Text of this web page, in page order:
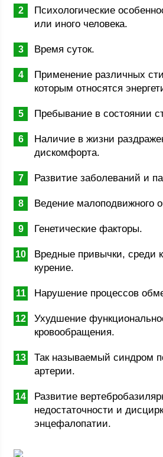
Психологические
или иного человека.
Время суток.
Применение различных
которым относятся
Пребывание в состоянии
Наличие в жизни
дискомфорта.
Развитие заболеваний и
Ведение малоподвижного
Генетические факторы.
Вредные привычки, среди
курение.
Нарушение процессов
Ухудшение
кровообращения.
Так называемый синдром
артерии.
Развитие
недостаточности и
энцефалопатии.